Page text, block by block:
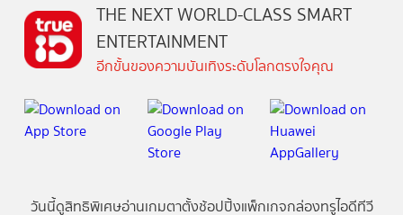
THE NEXT WORLD-CLASS SMART
ENTERTAINMENT
อีกขั้นของความบันเทิงระดับโลกตรงใจคุณ
วันนี้ดูสิทธิพิเศษอ่านเกมตาตั้งช้อปปิ้งแพ็กเกจกล่องทรูไอดีทีวี